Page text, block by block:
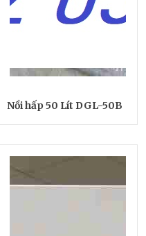
Nồi hấp 50 Lít DGL-50B